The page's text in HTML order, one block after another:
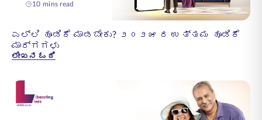
10 mins read
ಎಲ್ಲಿ ಹೂಡಿಕೆ ಮಾಡಬೇಕು? ೨೦೨೫ ರ ಉತ್ತಮ ಹೂಡಿಕೆ
ಮಾರ್ಗಗಳು
ಲೇಖನ ಓದಿ